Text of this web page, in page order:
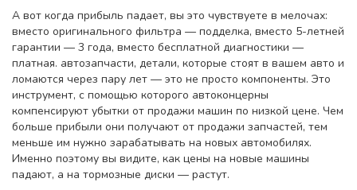
А вот когда прибыль падает, вы это чувствуете в мелочах:
вместо оригинального фильтра — подделка, вместо 5-летней
гарантии — 3 года, вместо бесплатной диагностики —
платная. автозапчасти, детали, которые стоят в вашем авто и
ломаются через пару лет — это не просто компоненты. Это
инструмент, с помощью которого автоконцерны
компенсируют убытки от продажи машин по низкой цене. Чем
больше прибыли они получают от продажи запчастей, тем
меньше им нужно зарабатывать на новых автомобилях.
Именно поэтому вы видите, как цены на новые машины
падают, а на тормозные диски — растут.